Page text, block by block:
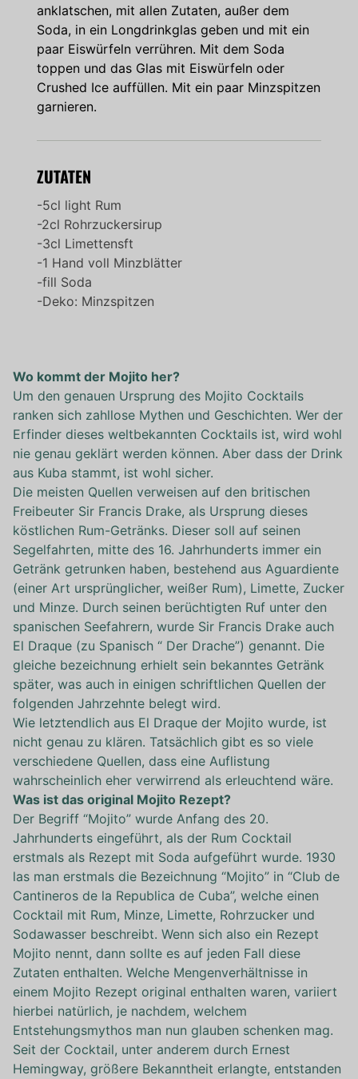
anklatschen, mit allen Zutaten, außer dem
Soda, in ein Longdrinkglas geben und mit ein
paar Eiswürfeln verrühren. Mit dem Soda
toppen und das Glas mit Eiswürfeln oder
Crushed Ice auffüllen. Mit ein paar Minzspitzen
garnieren.
ZUTATEN
-5cl light Rum
-2cl Rohrzuckersirup
-3cl Limettensft
-1 Hand voll Minzblätter
-fill Soda
-Deko: Minzspitzen
Wo kommt der Mojito her?
Um den genauen Ursprung des Mojito Cocktails
ranken sich zahllose Mythen und Geschichten. Wer der
Erfinder dieses weltbekannten Cocktails ist, wird wohl
nie genau geklärt werden können. Aber dass der Drink
aus Kuba stammt, ist wohl sicher.
Die meisten Quellen verweisen auf den britischen
Freibeuter Sir Francis Drake, als Ursprung dieses
köstlichen Rum-Getränks. Dieser soll auf seinen
Segelfahrten, mitte des 16. Jahrhunderts immer ein
Getränk getrunken haben, bestehend aus Aguardiente
(einer Art ursprünglicher, weißer Rum), Limette, Zucker
und Minze. Durch seinen berüchtigten Ruf unter den
spanischen Seefahrern, wurde Sir Francis Drake auch
El Draque (zu Spanisch “ Der Drache”) genannt. Die
gleiche bezeichnung erhielt sein bekanntes Getränk
später, was auch in einigen schriftlichen Quellen der
folgenden Jahrzehnte belegt wird.
Wie letztendlich aus El Draque der Mojito wurde, ist
nicht genau zu klären. Tatsächlich gibt es so viele
verschiedene Quellen, dass eine Auflistung
wahrscheinlich eher verwirrend als erleuchtend wäre.
Was ist das original Mojito Rezept?
Der Begriff “Mojito” wurde Anfang des 20.
Jahrhunderts eingeführt, als der Rum Cocktail
erstmals als Rezept mit Soda aufgeführt wurde. 1930
las man erstmals die Bezeichnung “Mojito” in “Club de
Cantineros de la Republica de Cuba”, welche einen
Cocktail mit Rum, Minze, Limette, Rohrzucker und
Sodawasser beschreibt. Wenn sich also ein Rezept
Mojito nennt, dann sollte es auf jeden Fall diese
Zutaten enthalten. Welche Mengenverhältnisse in
einem Mojito Rezept original enthalten waren, variiert
hierbei natürlich, je nachdem, welchem
Entstehungsmythos man nun glauben schenken mag.
Seit der Cocktail, unter anderem durch Ernest
Hemingway, größere Bekanntheit erlangte, entstanden